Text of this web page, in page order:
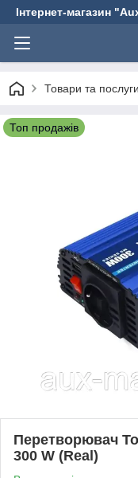
Інтернет-магазин
Товари та послуги
Топ продажів
Перетворювач
300 W (Real)